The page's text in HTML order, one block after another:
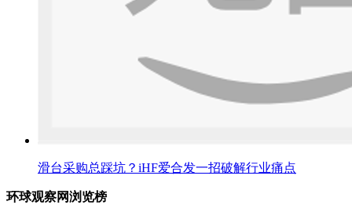
滑台采购总踩坑？iHF爱合发一招破解行业痛点
环球观察网浏览榜